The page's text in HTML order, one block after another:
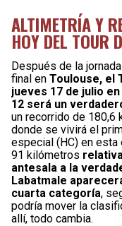
ALTIMETRÍA Y
HOY DEL TOUR
Después de la
final en Toulouse, el
jueves 17 de julio
12 será un
un recorrido de 180,6
donde se vivirá el
especial (HC) en esta
91 kilómetros
antesala a la
Labatmale
cuarta categoría,
podría mover la
allí, todo cambia.